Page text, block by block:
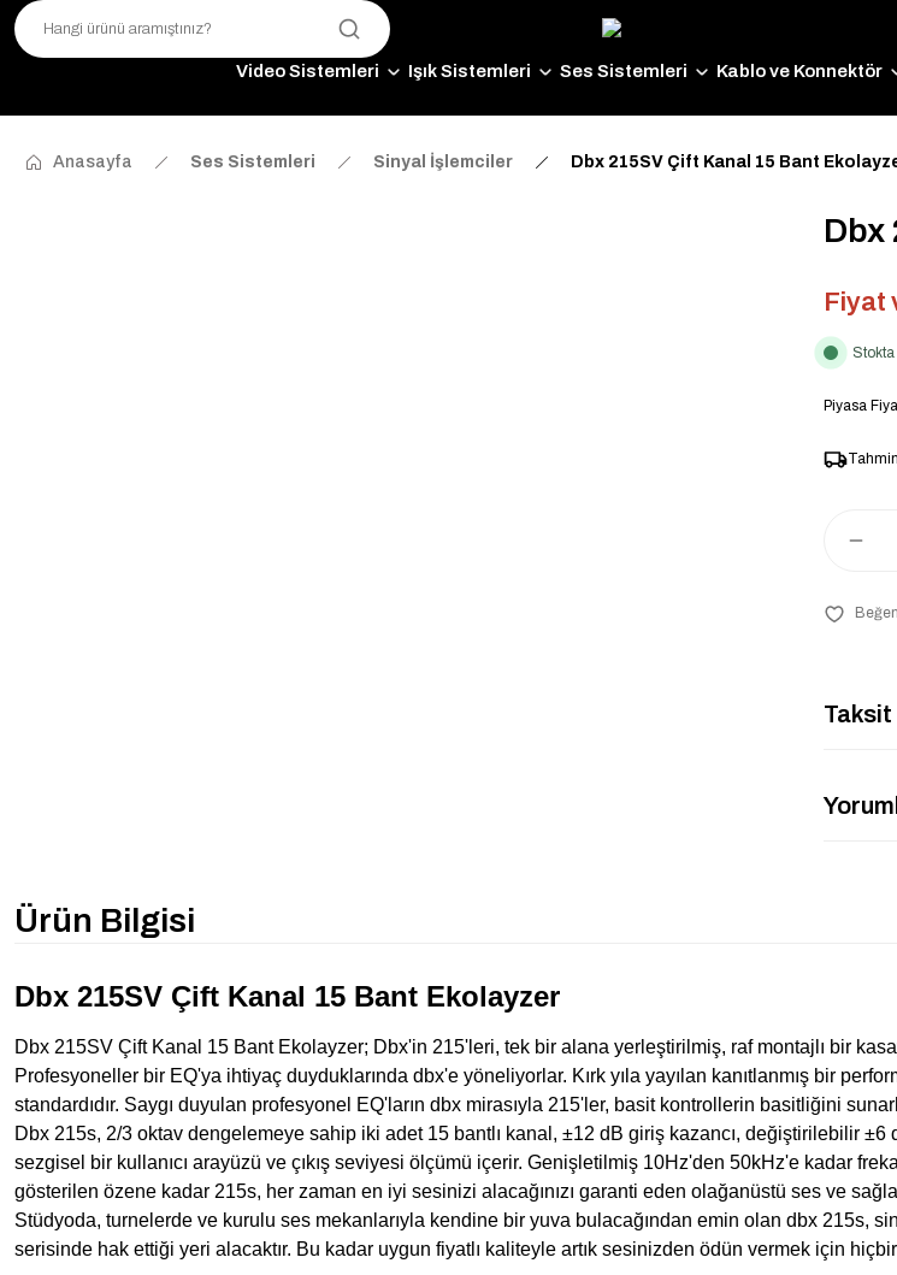
Video Sistemleri Işık Sistemleri Ses Sistemleri Kablo ve Konnektör
Anasayfa Ses Sistemleri Sinyal İşlemciler Dbx 215SV Çift Kanal 15 Bant
Dbx
Fiyat
Piyasa
Taksit
Ürün Bilgisi
Dbx 215SV Çift Kanal 15 Bant Ekolayzer
Dbx 215SV Çift Kanal 15 Bant Ekolayzer; Dbx'in 215'leri, tek bir alana yerleştirilmiş, raf montajlı bir
Profesyoneller bir EQ'ya ihtiyaç duyduklarında dbx'e yöneliyorlar. Kırk yıla yayılan kanıtlanmış bir
standardıdır. Saygı duyulan profesyonel EQ'ların dbx mirasıyla 215'ler, basit kontrollerin basitliğini
Dbx 215s, 2/3 oktav dengelemeye sahip iki adet 15 bantlı kanal, ±12 dB giriş kazancı, değiştirilebilir ±6
sezgisel bir kullanıcı arayüzü ve çıkış seviyesi ölçümü içerir. Genişletilmiş 10Hz'den 50kHz'e kadar
gösterilen özene kadar 215s, her zaman en iyi sesinizi alacağınızı garanti eden olağanüstü ses ve
Stüdyoda, turnelerde ve kurulu ses mekanlarıyla kendine bir yuva bulacağından emin olan dbx 215s,
serisinde hak ettiği yeri alacaktır. Bu kadar uygun fiyatlı kaliteyle artık sesinizden ödün vermek için